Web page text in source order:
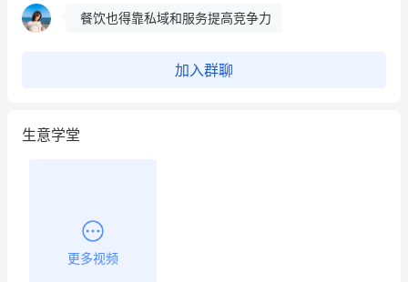
餐饮也得靠私域和服务提高竞争力
加入群聊
生意学堂
更多视频